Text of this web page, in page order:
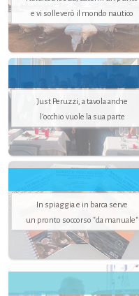
e vi solleverò il mondo nautico
Just Peruzzi, a tavola anche
l’occhio vuole la sua parte
In spiaggia e in barca serve
un pronto soccorso "da manuale"